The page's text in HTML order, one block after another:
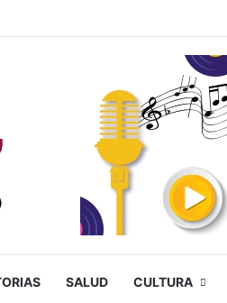
SALUD CULTURA